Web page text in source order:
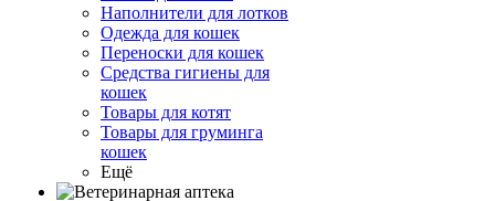
Наполнители для лотков
Одежда для кошек
Переноски для кошек
Средства гигиены для
кошек
Товары для котят
Товары для груминга
кошек
Ещё